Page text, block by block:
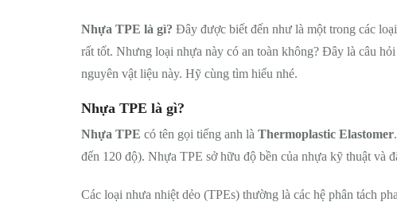
Nhựa TPE là gì? Đây được biết đến như là một trong các
rất tốt. Nhưng loại nhựa này có an toàn không? Đây là câu
nguyên vật liệu này. Hỹ cùng tìm hiểu nhé.
Nhựa TPE là gì?
Nhựa TPE có tên gọi tiếng anh là Thermoplastic Elastomer
đến 120 độ). Nhựa TPE sở hữu độ bền của nhựa kỹ thuật và
Các loại nhưa nhiệt dẻo (TPEs) thường là các hệ phân tách